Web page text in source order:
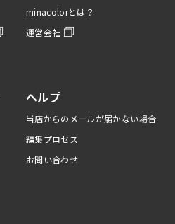
minacolorとは？
運営会社
ヘルプ
当店からのメールが届かない場合
編集プロセス
お問い合わせ